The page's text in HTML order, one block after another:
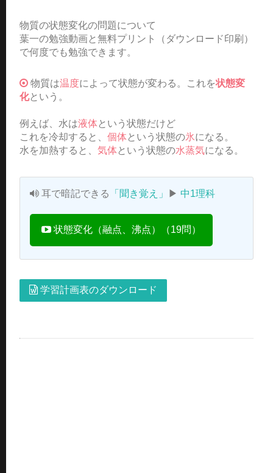
物質の状態変化の問題について
葉一の勉強動画と無料プリント（ダウンロード印刷）
で何度でも勉強できます。
物質は温度によって状態が変わる。これを状態変
化という。
例えば、水は液体という状態だけど
これを冷却すると、 個体という状態の氷になる。
水を加熱すると、 気体という状態の水蒸気になる。
耳で暗記できる 「聞き覚え」 ▶ 中1理科
状態変化（融点、沸点）（19問）
学習計画表のダウンロード